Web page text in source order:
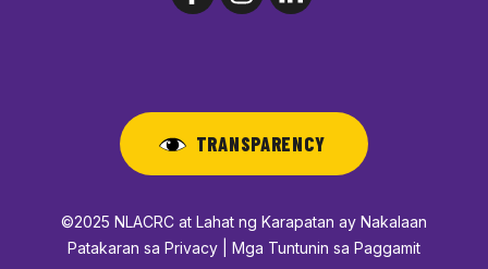
TRANSPARENCY
©2025 NLACRC at Lahat ng Karapatan ay Nakalaan
Patakaran sa Privacy | Mga Tuntunin sa Paggamit